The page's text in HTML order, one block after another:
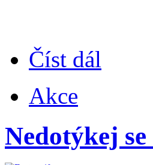
Číst dál
Akce
Nedotýkej se